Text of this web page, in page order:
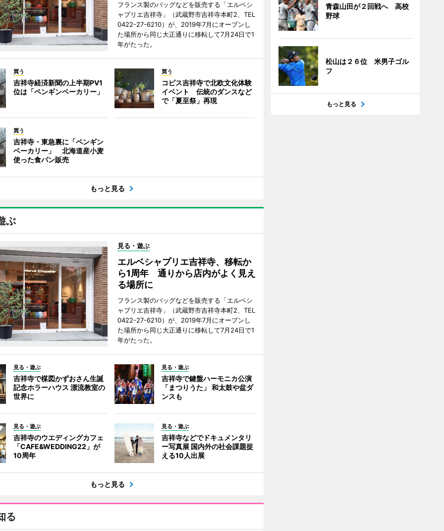
フランス製のバッグなどを販売する「エルベシ
ャプリエ吉祥寺」（武蔵野市吉祥寺本町2、TEL
0422-27-6210）が、2019年7月にオープンし
た場所から同じ大正通りに移転して7月24日で1
年がたった。
買う
吉祥寺経済新聞の上半期PV1
位は「ペンギンベーカリー」
買う
コピス吉祥寺で北欧文化体験
イベント 伝統のダンスなど
で「夏至祭」再現
買う
吉祥寺・東急裏に「ペンギン
ベーカリー」 北海道産小麦
使った食パン販売
もっと見る
ぶ
見る・遊ぶ
エルベシャプリエ吉祥寺、移転か
ら1周年 通りから店内がよく見え
る場所に
フランス製のバッグなどを販売する「エルベシ
ャプリエ吉祥寺」（武蔵野市吉祥寺本町2、TEL
0422-27-6210）が、2019年7月にオープンし
た場所から同じ大正通りに移転して7月24日で1
年がたった。
見る・遊ぶ
吉祥寺で楳図かずおさん生誕
記念ホラーハウス 漂流教室の
世界に
見る・遊ぶ
吉祥寺で鍵盤ハーモニカ公演
「まつりうた」 和太鼓や盆ダ
ンスも
見る・遊ぶ
吉祥寺のウエディングカフェ
「CAFE&WEDDING22」が
10周年
見る・遊ぶ
吉祥寺などでドキュメンタリ
ー写真展 国内外の社会課題捉
える10人出展
もっと見る
る
青森山田が２回戦へ 高校
野球
松山は２６位 米男子ゴル
フ
もっと見る